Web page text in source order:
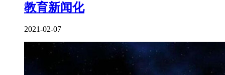
教育新闻化
2021-02-07